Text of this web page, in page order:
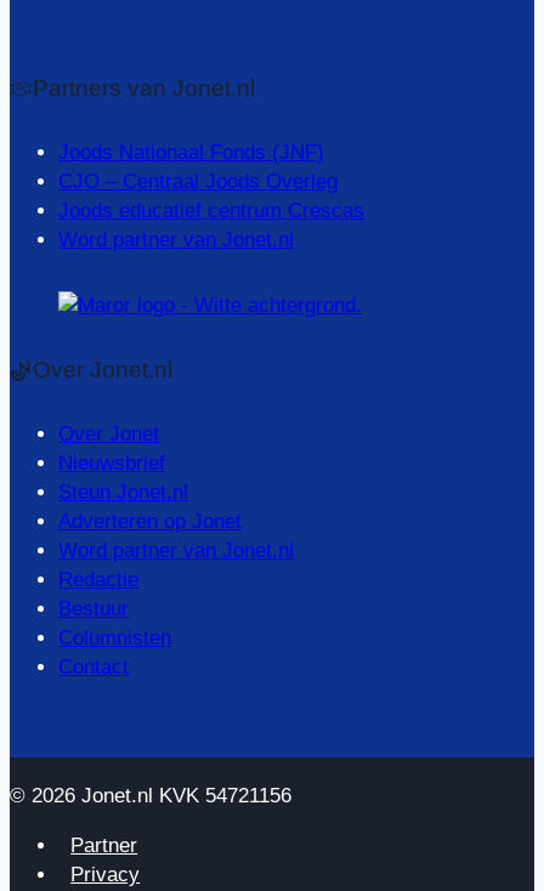
Partners van Jonet.nl
Joods Nationaal Fonds (JNF)
CJO – Centraal Joods Overleg
Joods educatief centrum Crescas
Word partner van Jonet.nl
Over Jonet.nl
Over Jonet
Nieuwsbrief
Steun Jonet.nl
Adverteren op Jonet
Word partner van Jonet.nl
Redactie
Bestuur
Columnisten
Contact
© 2026 Jonet.nl KVK 54721156
Partner
Privacy